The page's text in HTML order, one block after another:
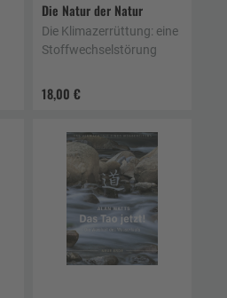
Die Natur der Natur
18,00 €
Die Klimazerrüttung: eine
Stoffwechselstörung